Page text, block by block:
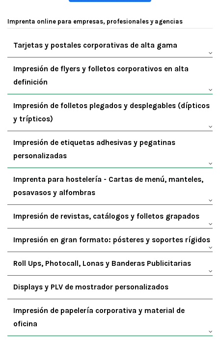
Imprenta online para empresas, profesionales y agencias
Tarjetas y postales corporativas de alta gama
Impresión de flyers y folletos corporativos en alta
definición
Impresión de folletos plegados y desplegables (dípticos
y trípticos)
Impresión de etiquetas adhesivas y pegatinas
personalizadas
Imprenta para hostelería - Cartas de menú, manteles,
posavasos y alfombras
Impresión de revistas, catálogos y folletos grapados
Impresión en gran formato: pósteres y soportes rígidos
Roll Ups, Photocall, Lonas y Banderas Publicitarias
Displays y PLV de mostrador personalizados
Impresión de papelería corporativa y material de
oficina